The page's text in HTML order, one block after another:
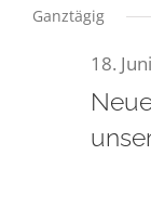
wählen.
Ganztägig
18. Juni